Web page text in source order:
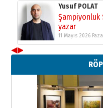
Yusuf POLAT
Şampiyonluk
yazar
11 Mayıs 2026
Neşat YALÇIN
Paranın Aile
03 Ağustos 2026 Pazartesi
Yıldırım
◀▶